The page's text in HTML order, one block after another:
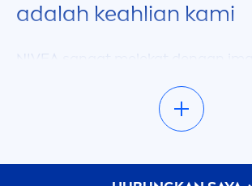
adalah keahlian kami
NIVEA
Kualitas tinggi yang tidak diragukan
memberikan perawatan esensial
Cremecocok untuk selalumen